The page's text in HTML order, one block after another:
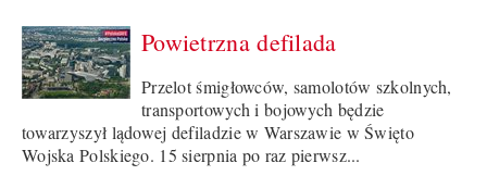
Powietrzna defilada
Przelot śmigłowców, samolotów szkolnych,
transportowych i bojowych będzie
towarzyszył lądowej defiladzie w Warszawie w Święto
Wojska Polskiego. 15 sierpnia po raz pierwsz...